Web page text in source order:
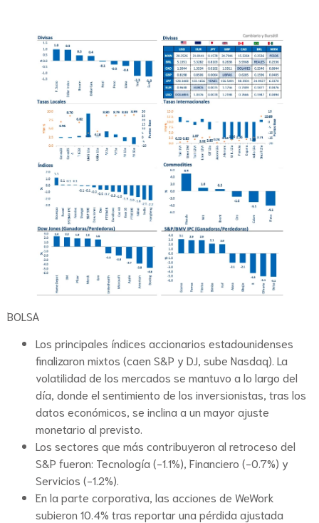
BOLSA
Los principales índices accionarios estadounidenses
finalizaron mixtos (caen S&P y DJ, sube Nasdaq). La
volatilidad de los mercados se mantuvo a lo largo del
día, donde el sentimiento de los inversionistas, tras los
datos económicos, se inclina a un mayor ajuste
monetario al previsto.
Los sectores que más contribuyeron al retroceso del
S&P fueron: Tecnología (-1.1%), Financiero (-0.7%) y
Servicios (-1.2%).
En la parte corporativa, las acciones de WeWork
subieron 10.4% tras reportar una pérdida ajustada